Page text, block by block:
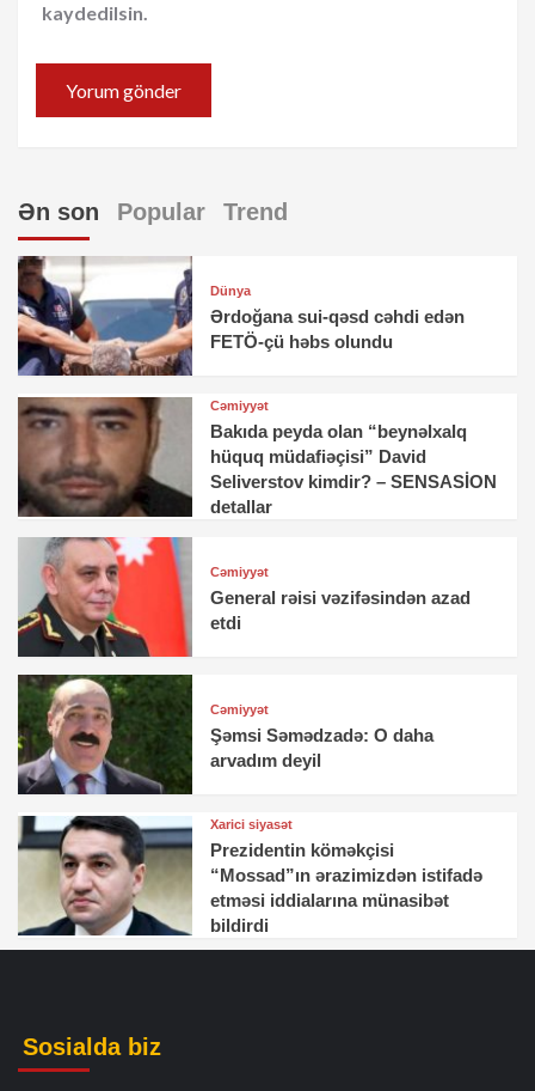
kaydedilsin.
Ən son Popular Trend
Dünya
Ərdoğana sui-qəsd cəhdi edən
FETÖ-çü həbs olundu
Cəmiyyət
Bakıda peyda olan “beynəlxalq
hüquq müdafiəçisi” David
Seliverstov kimdir? – SENSASİON
detallar
Cəmiyyət
General rəisi vəzifəsindən azad
etdi
Cəmiyyət
Şəmsi Səmədzadə: O daha
arvadım deyil
Xarici siyasət
Prezidentin köməkçisi
“Mossad”ın ərazimizdən istifadə
etməsi iddialarına münasibət
bildirdi
Sosialda biz